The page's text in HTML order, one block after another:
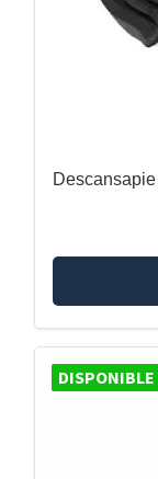
DISPONIBLE